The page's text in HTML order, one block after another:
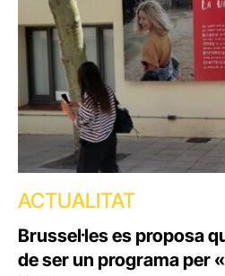
ACTUALITAT
Brussel·les es proposa
de ser un programa per